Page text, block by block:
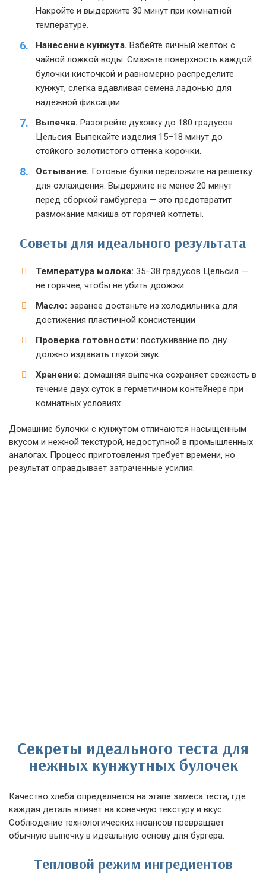
Накройте и выдержите 30 минут при комнатной
температуре.
Нанесение кунжута. Взбейте яичный желток с
чайной ложкой воды. Смажьте поверхность каждой
булочки кисточкой и равномерно распределите
кунжут, слегка вдавливая семена ладонью для
надёжной фиксации.
Выпечка. Разогрейте духовку до 180 градусов
Цельсия. Выпекайте изделия 15–18 минут до
стойкого золотистого оттенка корочки.
Остывание. Готовые булки переложите на решётку
для охлаждения. Выдержите не менее 20 минут
перед сборкой гамбургера — это предотвратит
размокание мякиша от горячей котлеты.
Советы для идеального результата
Температура молока: 35–38 градусов Цельсия —
не горячее, чтобы не убить дрожжи
Масло: заранее достаньте из холодильника для
достижения пластичной консистенции
Проверка готовности: постукивание по дну
должно издавать глухой звук
Хранение: домашняя выпечка сохраняет свежесть в
течение двух суток в герметичном контейнере при
комнатных условиях
Домашние булочки с кунжутом отличаются насыщенным
вкусом и нежной текстурой, недоступной в промышленных
аналогах. Процесс приготовления требует времени, но
результат оправдывает затраченные усилия.
Секреты идеального теста для
нежных кунжутных булочек
Качество хлеба определяется на этапе замеса теста, где
каждая деталь влияет на конечную текстуру и вкус.
Соблюдение технологических нюансов превращает
обычную выпечку в идеальную основу для бургера.
Тепловой режим ингредиентов